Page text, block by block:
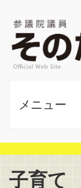
メニュー
子育て